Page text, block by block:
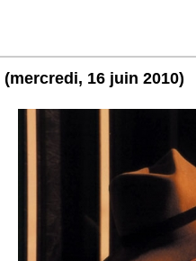
(mercredi, 16 juin 2010)